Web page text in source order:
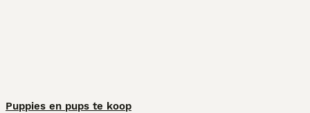
Puppies en pups te koop